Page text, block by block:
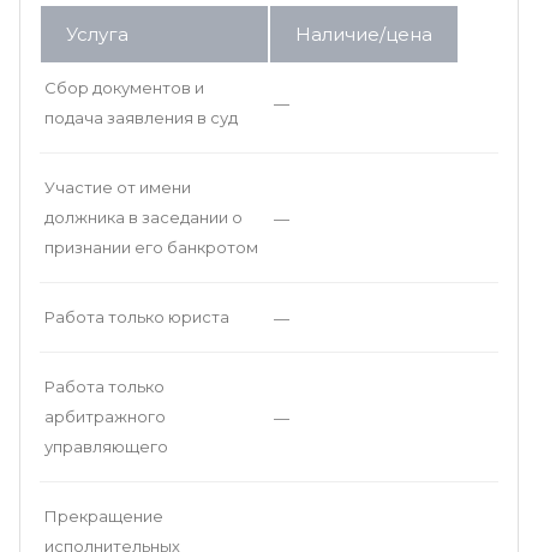
Услуга Наличие/цена
Сбор документов и
подача заявления в суд
—
Участие от имени
должника в заседании о
признании его банкротом
—
Работа только юриста —
Работа только
арбитражного
управляющего
—
Прекращение
исполнительных